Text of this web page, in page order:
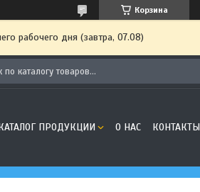
Корзина
рабочего дня (завтра, 07.08)
ПРОДУКЦИИ О НАС КОНТАКТЫ